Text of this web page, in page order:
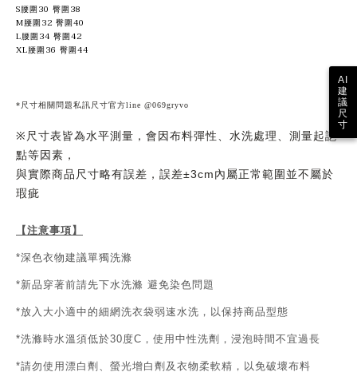
S腰圍30 臀圍38
M腰圍32 臀圍40
L腰圍34 臀圍42
XL腰圍36 臀圍44
*尺寸相關問題私訊尺寸官方line @069gryvo
※ 尺寸表皆為水平測量，會因布料彈性、水洗處理、測量起訖
點等因素，
與實際商品尺寸略有誤差，誤差±3cm內屬正常範圍並不屬於
瑕疵
【注意事項】
*深色衣物建議單獨洗滌
*新品穿著前請先下水洗滌 避免染色問題
*放入大小適中的細網洗衣袋弱速水洗，以保持商品型態
*洗滌時水溫須低於30 度C ，使用中性洗劑，浸泡時間不宜過長
*請勿使用漂白劑、螢光增白劑及衣物柔軟精，以免破壞布料
AI
建
議
尺
寸